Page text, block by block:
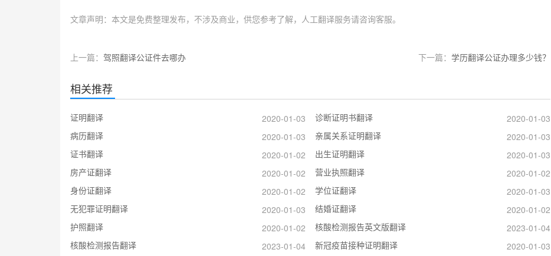
文章声明：本文是免费整理发布，不涉及商业，供您参考了解，人工翻译服务请咨询客服。
上一篇： 驾照翻译公证件去哪办 下一篇： 学历翻译公证办理多少钱？
相关推荐
证明翻译 2020-01-03 诊断证明书翻译
2020-01-03
病历翻译
2020-01-03 亲属关系证明翻译
2020-01-03
证书翻译
2020-01-02 出生证明翻译
2020-01-03
房产证翻译
2020-01-02 营业执照翻译
2020-01-02
身份证翻译
2020-01-02 学位证翻译
2020-01-03
无犯罪证明翻译
2020-01-03 结婚证翻译
2020-01-02
护照翻译
2020-01-02 核酸检测报告英文版翻译
2023-01-04
核酸检测报告翻译
2023-01-04 新冠疫苗接种证明翻译
2020-01-03